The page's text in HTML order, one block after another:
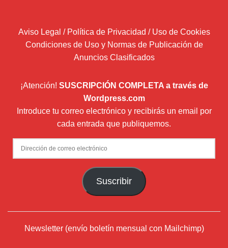
Aviso Legal / Política de Privacidad / Uso de Cookies
Condiciones de Uso y Normas de Publicación de
Anuncios Clasificados
¡Atención! SUSCRIPCIÓN COMPLETA a través de
Wordpress.com
Introduce tu correo electrónico y recibirás un email por
cada entrada que publiquemos.
Dirección
de
Suscribir
Newsletter (envío boletín mensual con Mailchimp)